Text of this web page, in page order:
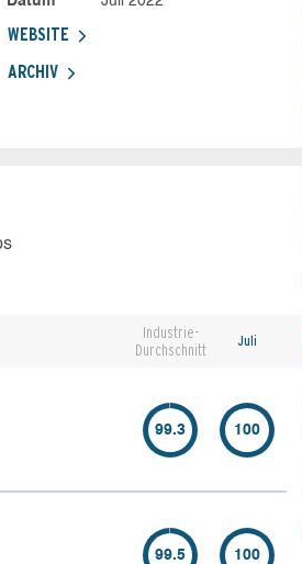
WEBSITE
ARCHIV
Industrie-
Durchschnitt
Juli
99.3 100
99.5 100